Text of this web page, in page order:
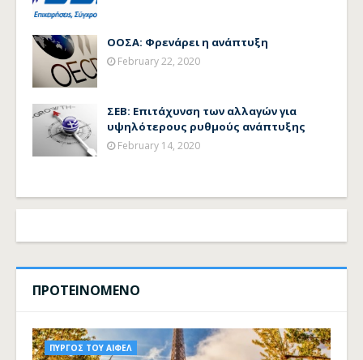
ΟΟΣΑ: Φρενάρει η ανάπτυξη
February 22, 2020
ΣΕΒ: Επιτάχυνση των αλλαγών για
υψηλότερους ρυθμούς ανάπτυξης
February 14, 2020
ΠΡΟΤΕΙΝΟΜΕΝΟ
ΠΥΡΓΟΣ ΤΟΥ ΑΙΦΕΛ